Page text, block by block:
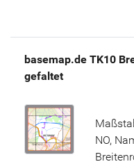
basemap.de TK10
gefaltet
NO,